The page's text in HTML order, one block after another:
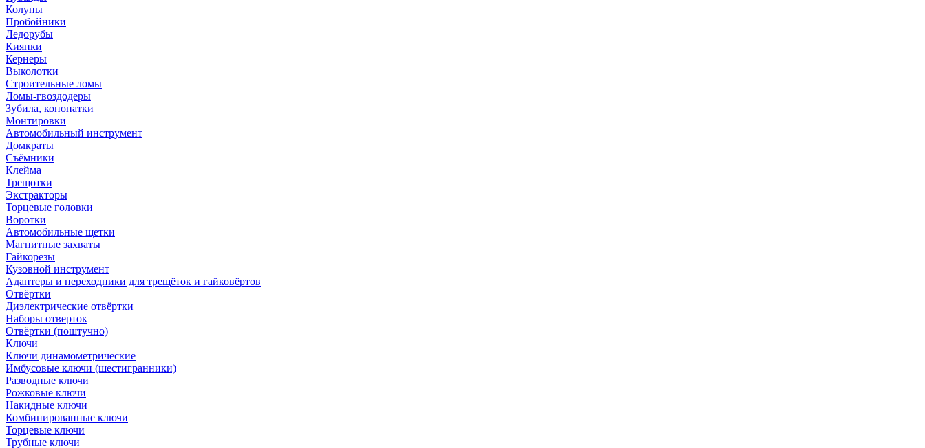
Колуны
Пробойники
Ледорубы
Киянки
Кернеры
Выколотки
Строительные ломы
Ломы-гвоздодеры
Зубила, конопатки
Монтировки
Автомобильный инструмент
Домкраты
Съёмники
Клейма
Трещотки
Экстракторы
Торцевые головки
Воротки
Автомобильные щетки
Магнитные захваты
Гайкорезы
Кузовной инструмент
Адаптеры и переходники для трещёток и гайковёртов
Отвёртки
Диэлектрические отвёртки
Наборы отверток
Отвёртки (поштучно)
Ключи
Ключи динамометрические
Имбусовые ключи (шестигранники)
Разводные ключи
Рожковые ключи
Накидные ключи
Комбинированные ключи
Торцевые ключи
Трубные ключи